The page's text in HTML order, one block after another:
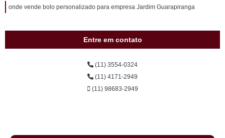
onde vende bolo personalizado para empresa Jardim Guarapiranga
Entre em contato
(11) 3554-0324
(11) 4171-2949
(11) 98683-2949